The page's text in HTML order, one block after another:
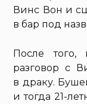
Винс Вон и
в бар под
После того,
разговор с
в драку.
и тогда 21-